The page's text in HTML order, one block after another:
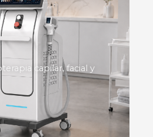
capilar, facial y